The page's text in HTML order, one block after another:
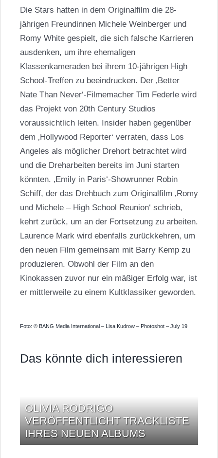
Die Stars hatten in dem Originalfilm die 28-
jährigen Freundinnen Michele Weinberger und
Romy White gespielt, die sich falsche Karrieren
ausdenken, um ihre ehemaligen
Klassenkameraden bei ihrem 10-jährigen High
School-Treffen zu beeindrucken. Der ‚Better
Nate Than Never‘-Filmemacher Tim Federle wird
das Projekt von 20th Century Studios
voraussichtlich leiten. Insider haben gegenüber
dem ‚Hollywood Reporter‘ verraten, dass Los
Angeles als möglicher Drehort betrachtet wird
und die Dreharbeiten bereits im Juni starten
könnten. ‚Emily in Paris‘-Showrunner Robin
Schiff, der das Drehbuch zum Originalfilm ‚Romy
und Michele – High School Reunion‘ schrieb,
kehrt zurück, um an der Fortsetzung zu arbeiten.
Laurence Mark wird ebenfalls zurückkehren, um
den neuen Film gemeinsam mit Barry Kemp zu
produzieren. Obwohl der Film an den
Kinokassen zuvor nur ein mäßiger Erfolg war, ist
er mittlerweile zu einem Kultklassiker geworden.
Foto: © BANG Media International – Lisa Kudrow – Photoshot – July 19
Das könnte dich interessieren
OLIVIA RODRIGO
VERÖFFENTLICHT TRACKLISTE
IHRES NEUEN ALBUMS